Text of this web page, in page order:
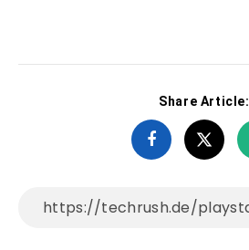
Share Article: